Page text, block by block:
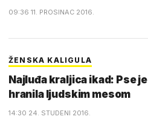
09:36 11. PROSINAC 2016.
ŽENSKA KALIGULA
Najluđa kraljica ikad: Pse je
hranila ljudskim mesom
14:30 24. STUDENI 2016.